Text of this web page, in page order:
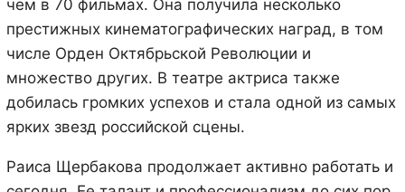
чем в 70 фильмах. Она получила несколько
престижных кинематографических наград, в том
числе Орден Октябрьской Революции и
множество других. В театре актриса также
добилась громких успехов и стала одной из самых
ярких звезд российской сцены.
Раиса Щербакова продолжает активно работать и